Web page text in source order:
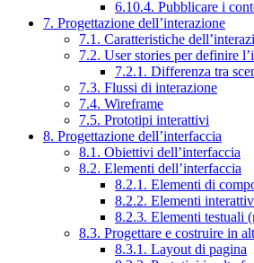
6.10.4. Pubblicare i
7. Progettazione dell’interazione
7.1. Caratteristiche
7.2. User stories per definire
7.2.1. Differenza tra
7.3. Flussi di interazione
7.4. Wireframe
7.5. Prototipi interattivi
8. Progettazione dell’interfaccia
8.1. Obiettivi dell’interfaccia
8.2. Elementi dell’interfaccia
8.2.1. Elementi di
8.2.2. Elementi
8.2.3. Elementi testuali
8.3. Progettare e costruire in
8.3.1. Layout di pagina